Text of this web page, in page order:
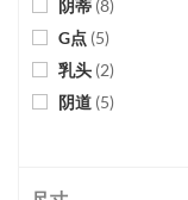
阴蒂 (8)
G点 (5)
乳头 (2)
阴道 (5)